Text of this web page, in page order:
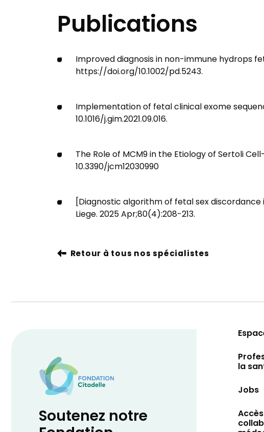
Publications
Improved diagnosis in non-­immune hydrops
https://doi.org/10.1002/pd.5243.
Implementation of fetal clinical exome
10.1016/j.gim.2021.09.016.
The Role of MCM9 in the Etiology of Sertoli
10.3390/jcm12030990
[Diagnostic algorithm of fetal sex
Liege. 2025 Apr;80(4):208-213.
Retour à tous nos spécialistes
Soutenez notre
la
Jobs
Accès